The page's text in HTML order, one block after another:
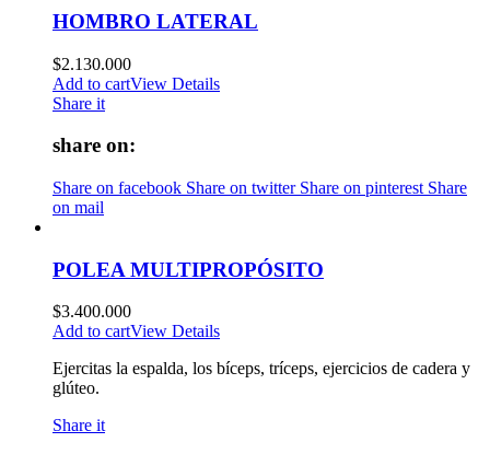
HOMBRO LATERAL
$2.130.000
Add to cartView Details
Share it
share on:
Share on facebook Share on twitter Share on pinterest Share
on mail
POLEA MULTIPROPÓSITO
$3.400.000
Add to cartView Details
Ejercitas la espalda, los bíceps, tríceps, ejercicios de cadera y
glúteo.
Share it